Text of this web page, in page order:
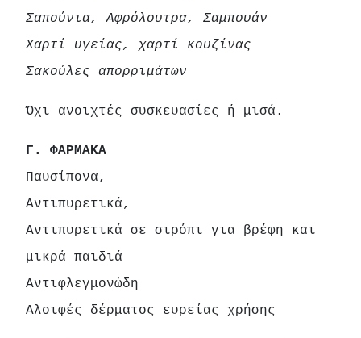
Σαπούνια, Αφρόλουτρα, Σαμπουάν
Χαρτί υγείας, χαρτί κουζίνας
Σακούλες απορριμάτων
Όχι ανοιχτές συσκευασίες ή μισά.
Γ. ΦΑΡΜΑΚΑ
Παυσίπονα,
Αντιπυρετικά,
Αντιπυρετικά σε σιρόπι για βρέφη και
μικρά παιδιά
Αντιφλεγμονώδη
Αλοιφές δέρματος ευρείας χρήσης